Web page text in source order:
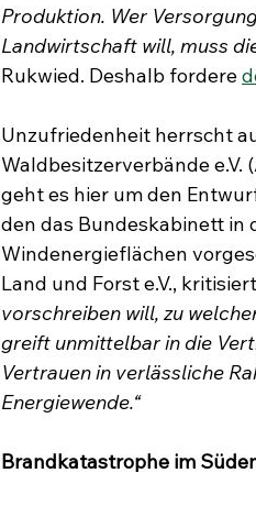
Produktion. Wer
Landwirtschaft will, muss
Rukwied. Deshalb fordere
Unzufriedenheit herrscht
Waldbesitzerverbände
geht es hier um den
den das Bundeskabinett in
Windenergieflächen
Land und Forst e.V.,
vorschreiben will, zu
greift unmittelbar in die
Vertrauen in verlässliche
Energiewende.“
Brandkatastrophe im